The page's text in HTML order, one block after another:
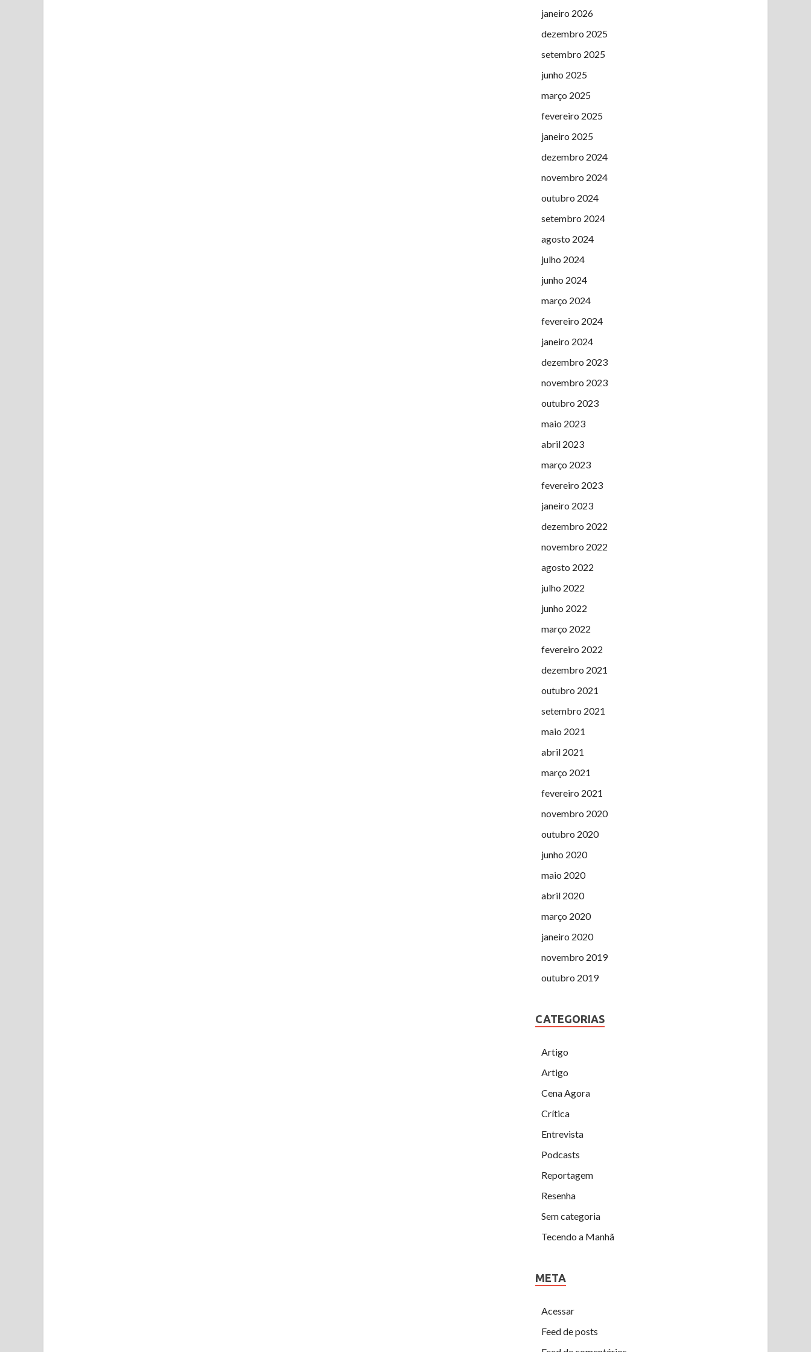
janeiro 2026
dezembro 2025
setembro 2025
junho 2025
março 2025
fevereiro 2025
janeiro 2025
dezembro 2024
novembro 2024
outubro 2024
setembro 2024
agosto 2024
julho 2024
junho 2024
março 2024
fevereiro 2024
janeiro 2024
dezembro 2023
novembro 2023
outubro 2023
maio 2023
abril 2023
março 2023
fevereiro 2023
janeiro 2023
dezembro 2022
novembro 2022
agosto 2022
julho 2022
junho 2022
março 2022
fevereiro 2022
dezembro 2021
outubro 2021
setembro 2021
maio 2021
abril 2021
março 2021
fevereiro 2021
novembro 2020
outubro 2020
junho 2020
maio 2020
abril 2020
março 2020
janeiro 2020
novembro 2019
outubro 2019
CATEGORIAS
Artigo
Artigo
Cena Agora
Crítica
Entrevista
Podcasts
Reportagem
Resenha
Sem categoria
Tecendo a Manhã
META
Acessar
Feed de posts